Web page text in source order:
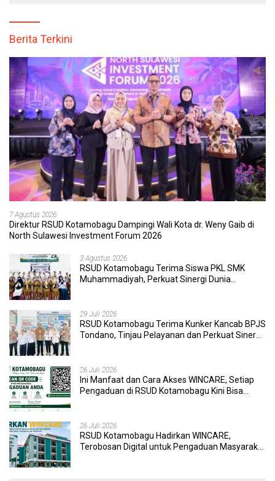
Berita Terkini
7 Agustus 2026
Direktur RSUD Kotamobagu Dampingi Wali Kota dr. Weny Gaib di
North Sulawesi Investment Forum 2026
3 Agustus 2026
RSUD Kotamobagu Terima Siswa PKL SMK
Muhammadiyah, Perkuat Sinergi Dunia
29 Juli 2026
RSUD Kotamobagu Terima Kunker Kancab BPJS
Tondano, Tinjau Pelayanan dan Perkuat Sinergi
26 Juli 2026
Ini Manfaat dan Cara Akses WINCARE, Setiap
Pengaduan di RSUD Kotamobagu Kini Bisa
26 Juli 2026
RSUD Kotamobagu Hadirkan WINCARE,
Terobosan Digital untuk Pengaduan Masyarakat